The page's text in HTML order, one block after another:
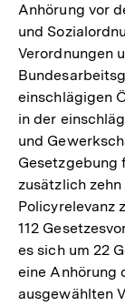
Anhörung vor
und
Verordnungen
einschlägigen
in der
und
Gesetzgebung
zusätzlich
Policyrelevanz
112
es sich um 22
eine Anhörung
ausgewählten